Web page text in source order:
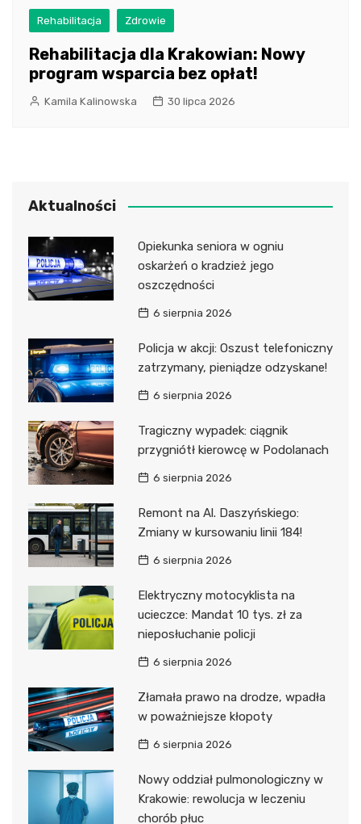
Rehabilitacja Zdrowie
Rehabilitacja dla Krakowian: Nowy
program wsparcia bez opłat!
Kamila Kalinowska 30 lipca 2026
Aktualności
Opiekunka seniora w ogniu
oskarżeń o kradzież jego
oszczędności
6 sierpnia 2026
Policja w akcji: Oszust telefoniczny
zatrzymany, pieniądze odzyskane!
6 sierpnia 2026
Tragiczny wypadek: ciągnik
przygniótł kierowcę w Podolanach
6 sierpnia 2026
Remont na Al. Daszyńskiego:
Zmiany w kursowaniu linii 184!
6 sierpnia 2026
Elektryczny motocyklista na
ucieczce: Mandat 10 tys. zł za
nieposłuchanie policji
6 sierpnia 2026
Złamała prawo na drodze, wpadła
w poważniejsze kłopoty
6 sierpnia 2026
Nowy oddział pulmonologiczny w
Krakowie: rewolucja w leczeniu
chorób płuc